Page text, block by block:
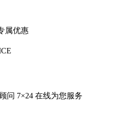
属优惠
问 7×24 在线为您服务